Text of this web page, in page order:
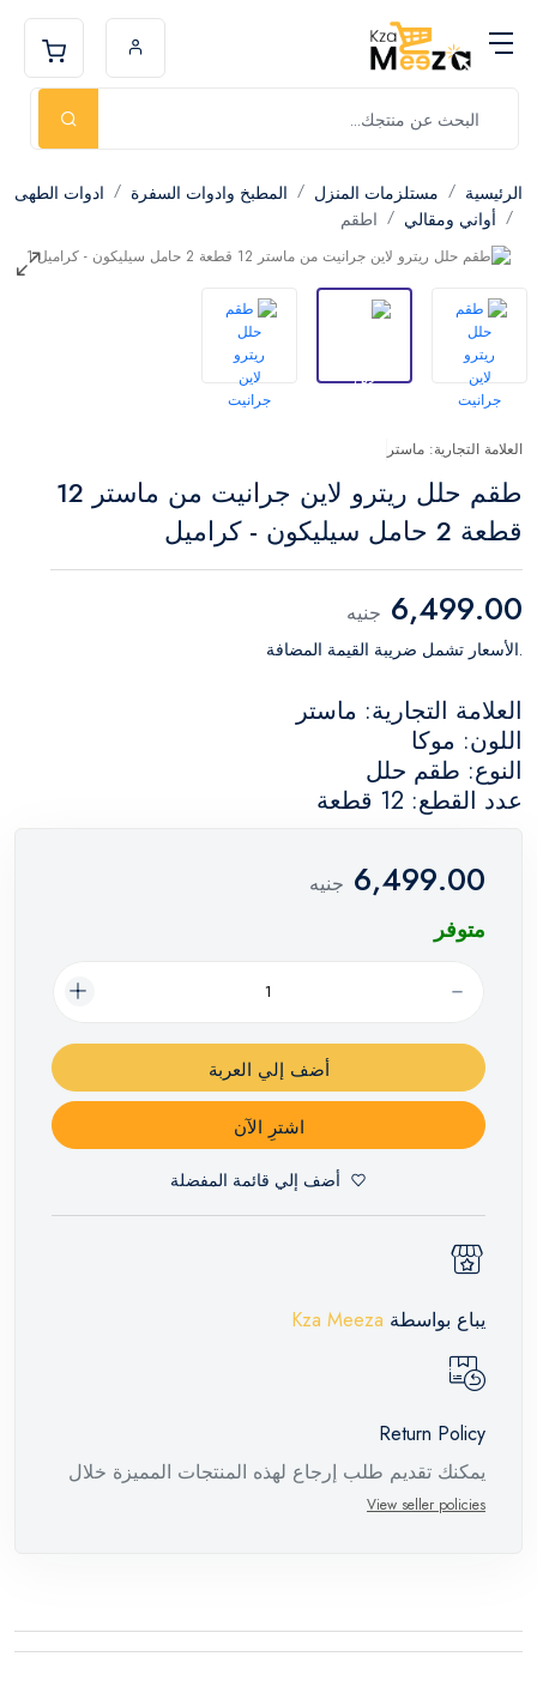
الرئيسية مستلزمات المنزل المطبخ وادوات السفرة
ادوات الطهى
أواني ومقالي
اطقم
العلامة التجارية: ماستر
طقم حلل ريترو لاين جرانيت من ماستر 12
قطعة 2 حامل سيليكون - كراميل
6,499.00 جنيه
.الأسعار تشمل ضريبة القيمة المضافة
العلامة التجارية: ماستر
اللون: موكا
النوع: طقم حلل
عدد القطع: 12 قطعة
6,499.00 جنيه
متوفر
أضف إلي العربة
اشترِ الآن
أضف إلي قائمة المفضلة
يباع بواسطة Kza Meeza
Return Policy
يمكنك تقديم طلب إرجاع لهذه المنتجات المميزة خلال
عبوته الأصلية. لاحظ أنه لا يمكن إرجاع المنتجات
View seller policies